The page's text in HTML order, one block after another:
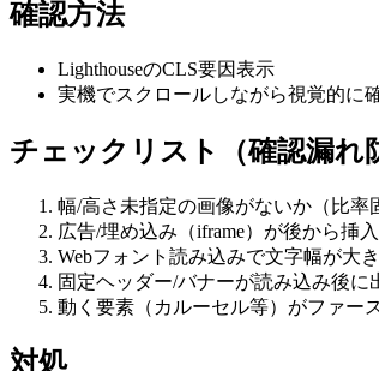
確認方法
LighthouseのCLS要因表示
実機でスクロールしながら視覚的に
チェックリスト（確認漏れ
幅/高さ未指定の画像がないか（比率
広告/埋め込み（iframe）が後から挿
Webフォント読み込みで文字幅が大
固定ヘッダー/バナーが読み込み後
動く要素（カルーセル等）がファー
対処